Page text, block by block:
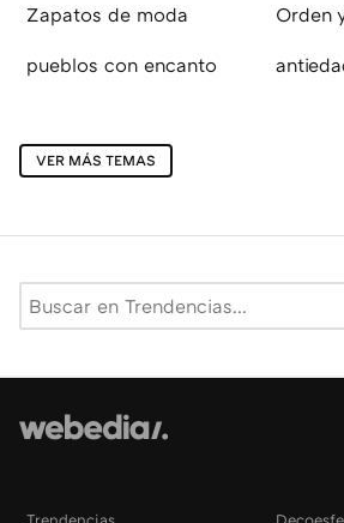
Zapatos de moda Orden
pueblos con encanto
VER MÁS TEMAS
Trendencias